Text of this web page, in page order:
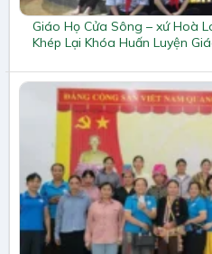
Giáo Họ Cửa Sông – xứ Hoà
Khép Lại Khóa Huấn Luyện